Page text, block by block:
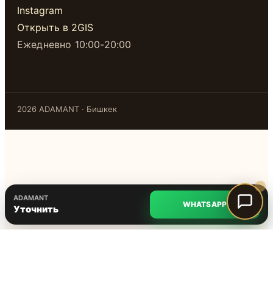
Instagram
Открыть в 2GIS
Ежедневно 10:00-20:00
2026 ADAMANT · Бишкек
ADAMANT
Уточнить WHATSAPP